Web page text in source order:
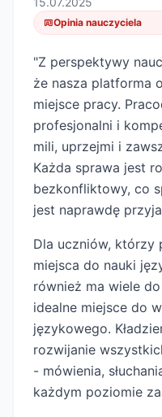
Opinia nauczyciela
"Z perspektywy
że nasza platforma
miejsce pracy.
profesjonalni i
mili, uprzejmi i
Każda sprawa jest
bezkonfliktowy, co
jest naprawdę
Dla uczniów, którzy
miejsca do nauki
również ma wiele
idealne miejsce do
językowego.
rozwijanie
- mówienia,
każdym poziomie